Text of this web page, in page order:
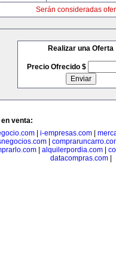
Serán consideradas
Realizar una Oferta
Precio Ofrecido $
venta:
i-empresas.com
| alquilerpordia.com|
datacompras.com|